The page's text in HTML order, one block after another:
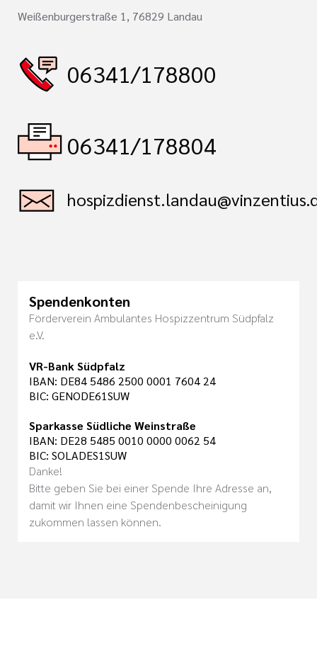
Weißenburgerstraße 1, 76829 Landau
06341/178800
06341/178804
Spendenkonten
Förderverein Ambulantes Hospizzentrum Südpfalz
e.V.
VR-Bank Südpfalz
IBAN: DE84 5486 2500 0001 7604 24
BIC: GENODE61SUW
Sparkasse Südliche Weinstraße
IBAN: DE28 5485 0010 0000 0062 54
BIC: SOLADES1SUW
Danke!
Bitte geben Sie bei einer Spende Ihre Adresse an,
damit wir Ihnen eine Spendenbescheinigung
zukommen lassen können.